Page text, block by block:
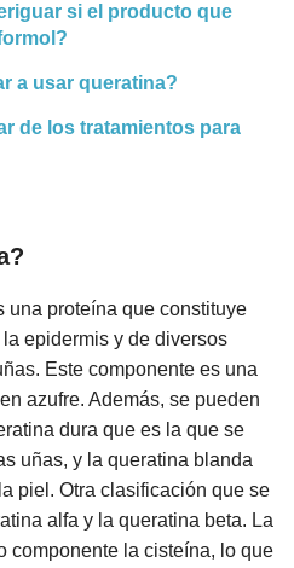
si el producto que
a usar queratina?
de los tratamientos para
una proteína que constituye
epidermis y de diversos
Este componente es una
azufre. Además, se pueden
dura que es la que se
uñas, y la queratina blanda
piel. Otra clasificación que se
alfa y la queratina beta. La
componente la cisteína, lo que